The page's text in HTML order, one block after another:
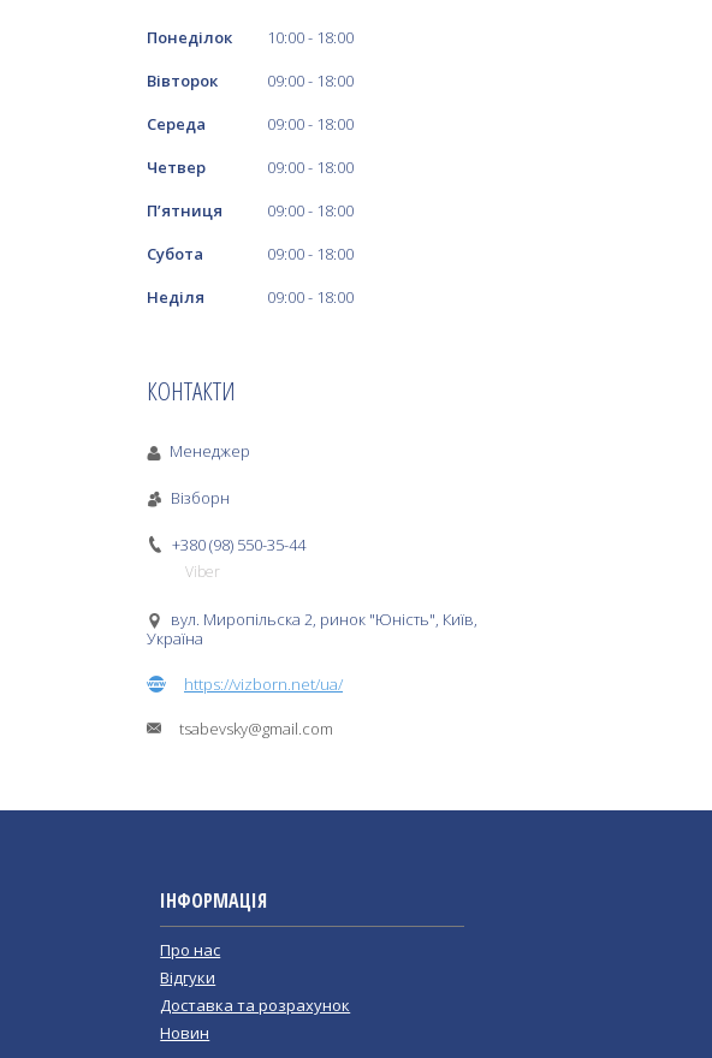
Понеділок 10:00
18:00
Вівторок
09:00
18:00
Середа
09:00
18:00
Четвер
09:00
18:00
Пʼятниця
09:00
18:00
Субота
09:00
18:00
Неділя
09:00 18:00
КОНТАКТИ
Менеджер
Візборн
+380 (98) 550-35-44
Viber
вул. Миропільска 2, ринок "Юність", Київ,
Україна
https://vizborn.net/ua/
tsabevsky@gmail.com
ІНФОРМАЦІЯ
Про нас
Відгуки
Доставка та розрахунок
Новин